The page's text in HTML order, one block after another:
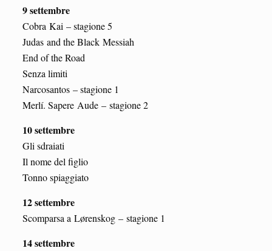
9 settembre
Cobra Kai – stagione 5
Judas and the Black Messiah
End of the Road
Senza limiti
Narcosantos – stagione 1
Merlí. Sapere Aude – stagione 2
10 settembre
Gli sdraiati
Il nome del figlio
Tonno spiaggiato
12 settembre
Scomparsa a Lørenskog – stagione 1
14 settembre